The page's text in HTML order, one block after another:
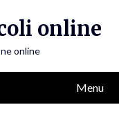
online
online
Menu